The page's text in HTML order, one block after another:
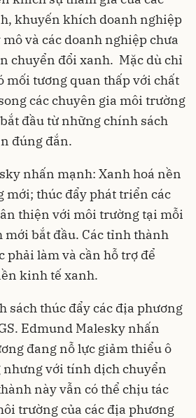
khuyến khích doanh nghiệp
và các doanh nghiệp chưa
chuyển đổi xanh. Mặc dù chỉ
mối tương quan thấp với chất
các chuyên gia môi trường
đầu từ những chính sách
đúng đắn.
nhấn mạnh: Xanh hoá nền
mới; thúc đẩy phát triển các
thiện với môi trường tại mỗi
bắt đầu. Các tỉnh thành
phải làm và cần hỗ trợ để
kinh tế xanh.
sách thúc đẩy các địa phương
Edmund Malesky nhấn
đang nỗ lực giảm thiểu ô
với tính dịch chuyển
này vẫn có thể chịu tác
trường của các địa phương